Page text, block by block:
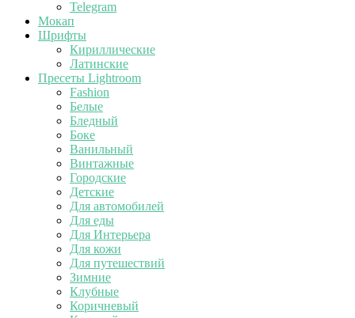
Telegram
Мокап
Шрифты
Кириллические
Латинские
Пресеты Lightroom
Fashion
Белые
Бледный
Боке
Ванильный
Винтажные
Городские
Детские
Для автомобилей
Для еды
Для Интерьера
Для кожи
Для путешествий
Зимние
Клубные
Коричневый